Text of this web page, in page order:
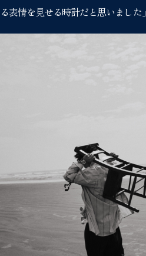
る表情を見せる時計だと思いました」